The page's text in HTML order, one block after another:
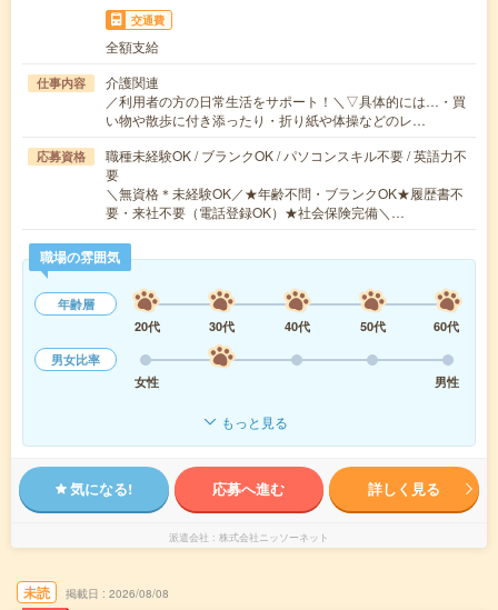
交通費
全額支給
仕事内容
介護関連
／利用者の方の日常生活をサポート！＼▽具体的には…・買
い物や散歩に付き添ったり・折り紙や体操などのレ…
応募資格
職種未経験OK / ブランクOK / パソコンスキル不要 / 英語力不
要
＼無資格＊未経験OK／★年齢不問・ブランクOK★履歴書不
要・来社不要（電話登録OK）★社会保険完備＼…
職場の雰囲気
年齢層
20代
30代 40代 50代
60代
男女比率
女性
男性
もっと見る
気になる! 応募へ進む 詳しく見る
派遣会社 株式会社ニッソーネット
未読 掲載日 2026/08/08